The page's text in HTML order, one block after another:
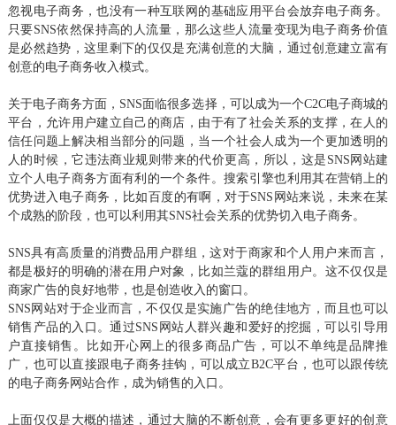
忽视电子商务，也没有一种互联网的基础应用平台会放弃电子商务。
只要SNS依然保持高的人流量，那么这些人流量变现为电子商务价值
是必然趋势，这里剩下的仅仅是充满创意的大脑，通过创意建立富有
创意的电子商务收入模式。
关于电子商务方面，SNS面临很多选择，可以成为一个C2C电子商城的
平台，允许用户建立自己的商店，由于有了社会关系的支撑，在人的
信任问题上解决相当部分的问题，当一个社会人成为一个更加透明的
人的时候，它违法商业规则带来的代价更高，所以，这是SNS网站建
立个人电子商务方面有利的一个条件。搜索引擎也利用其在营销上的
优势进入电子商务，比如百度的有啊，对于SNS网站来说，未来在某
个成熟的阶段，也可以利用其SNS社会关系的优势切入电子商务。
SNS具有高质量的消费品用户群组，这对于商家和个人用户来而言，
都是极好的明确的潜在用户对象，比如兰蔻的群组用户。这不仅仅是
商家广告的良好地带，也是创造收入的窗口。
SNS网站对于企业而言，不仅仅是实施广告的绝佳地方，而且也可以
销售产品的入口。通过SNS网站人群兴趣和爱好的挖掘，可以引导用
户直接销售。比如开心网上的很多商品广告，可以不单纯是品牌推
广，也可以直接跟电子商务挂钩，可以成立B2C平台，也可以跟传统
的电子商务网站合作，成为销售的入口。
上面仅仅是大概的描述，通过大脑的不断创意，会有更多更好的创意